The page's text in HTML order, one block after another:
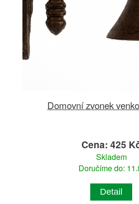
Domovní zvonek
Cena: 425
Skladem
Doručíme do:
Detail